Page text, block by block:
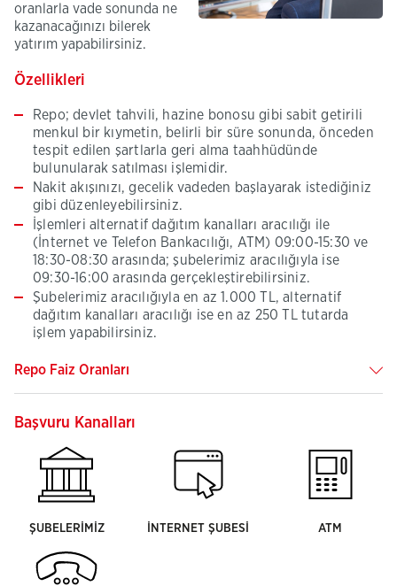
oranlarla vade sonunda ne
kazanacağınızı bilerek
yatırım yapabilirsiniz.
Özellikleri​
Repo; devlet tahvili, ​hazine bonosu g​ibi sabit getirili
menkul bir kıymetin, belirli bir süre sonunda, önceden
tespit edilen şartlarla geri alma taahhüdünde
bulunularak satılması işlemidir.
Nakit akışınızı, gecelik vadeden başlayarak istediğiniz
gibi düzenleyebilirsiniz.
İşlemleri alternatif dağıtım kanalları aracılığı ile
(İnternet ve Telefon Bankacılığı, ATM) 09:00-15:30 ve
18:30-08:30 arasında; şubelerimiz aracılığıyla ise
09:30-16:00 arasında gerçekleştirebilirsiniz.
Şubelerimiz aracılığıyla en az 1.000 TL, alternatif
dağıtım kanalları aracılığı ise en az 250 TL tutarda
işlem yapabilirsiniz.
Repo Faiz Oranları
Başvuru Kanalları
ŞUBELERİMİZ İNTERNET ŞUBESİ ATM